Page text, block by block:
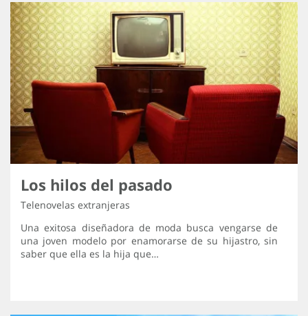
Los hilos del pasado
Telenovelas extranjeras
Una exitosa diseñadora de moda busca vengarse de
una joven modelo por enamorarse de su hijastro, sin
saber que ella es la hija que…